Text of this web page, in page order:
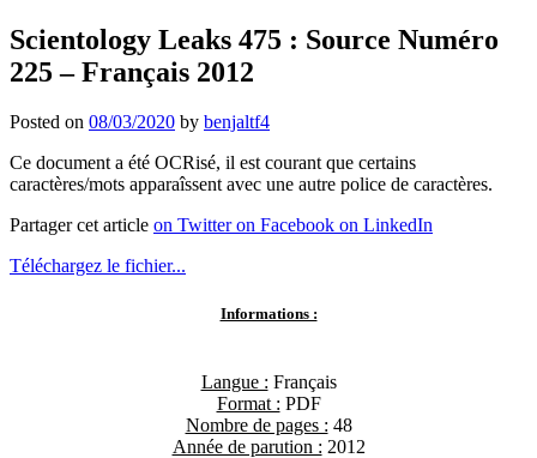
Scientology Leaks 475 : Source Numéro
225 – Français 2012
Posted on 08/03/2020 by benjaltf4
Ce document a été OCRisé, il est courant que certains
caractères/mots apparaîssent avec une autre police de caractères.
Partager cet article on Twitter on Facebook on LinkedIn
Téléchargez le fichier...
Informations :
Langue : Français
Format : PDF
Nombre de pages : 48
Année de parution : 2012